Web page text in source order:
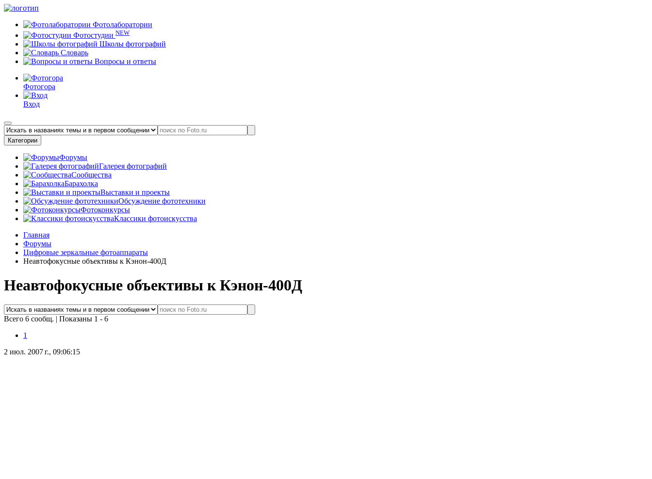
Фотолаборатории
Фотостудии NEW
Школы фотографий
Словарь
Вопросы и ответы
Фотогора
Вход
Категории
Форумы
Галерея фотографий
Сообщества
Барахолка
Выставки и проекты
Обсуждение фототехники
Фотоконкурсы
Классики фотоискусства
Главная
Форумы
Цифровые зеркальные фотоаппараты
Неавтофокусные объективы к Кэнон-400Д
Неавтофокусные объективы к Кэнон-400Д
Всего 6 сообщ. | Показаны 1 - 6
1
2 июл. 2007 г., 09:06:15